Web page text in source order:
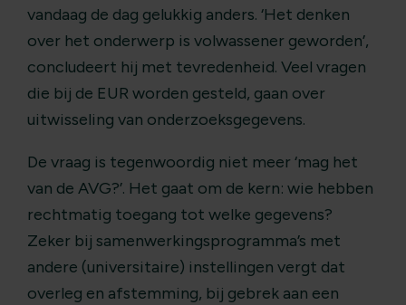
vandaag de dag gelukkig anders. ‘Het denken
over het onderwerp is volwassener geworden’,
concludeert hij met tevredenheid. Veel vragen
die bij de EUR worden gesteld, gaan over
uitwisseling van onderzoeksgegevens.
De vraag is tegenwoordig niet meer ‘mag het
van de AVG?’. Het gaat om de kern: wie hebben
rechtmatig toegang tot welke gegevens?
Zeker bij samenwerkingsprogramma’s met
andere (universitaire) instellingen vergt dat
overleg en afstemming, bij gebrek aan een